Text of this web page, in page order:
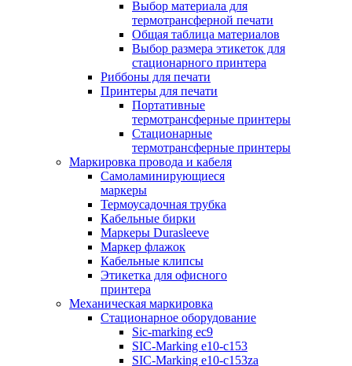
Выбор материала для
термотрансферной печати
Общая таблица материалов
Выбор размера этикеток для
стационарного принтера
Риббоны для печати
Принтеры для печати
Портативные
термотрансферные принтеры
Стационарные
термотрансферные принтеры
Маркировка провода и кабеля
Самоламинирующиеся
маркеры
Термоусадочная трубка
Кабельные бирки
Маркеры Durasleeve
Маркер флажок
Кабельные клипсы
Этикетка для офисного
принтера
Механическая маркировка
Стационарное оборудование
Sic-marking ec9
SIC-Marking e10-c153
SIC-Marking e10-c153za